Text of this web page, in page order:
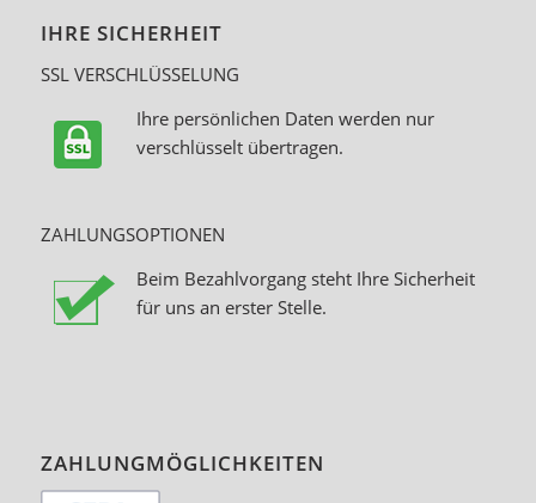
IHRE SICHERHEIT
SSL VERSCHLÜSSELUNG
Ihre persönlichen Daten werden nur
verschlüsselt übertragen.
ZAHLUNGSOPTIONEN
Beim Bezahlvorgang steht Ihre Sicherheit
für uns an erster Stelle.
ZAHLUNGMÖGLICHKEITEN